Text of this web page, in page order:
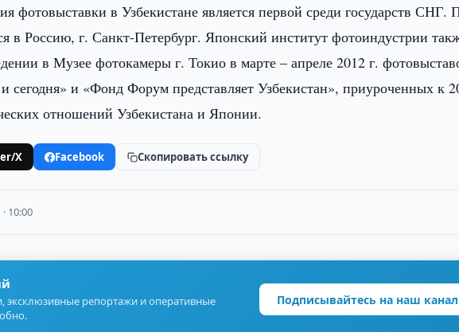
фотовыставки в Узбекистане является первой среди государств СНГ.
в Россию, г. Санкт-Петербург. Японский институт фотоиндустрии
в Музее фотокамеры г. Токио в марте – апреле 2012 г.
и «Фонд Форум представляет Узбекистан», приуроченных к
отношений Узбекистана и Японии.
X Facebook Скопировать ссылку
10:00
эксклюзивные репортажи и оперативные
Подписывайтесь на наш канал